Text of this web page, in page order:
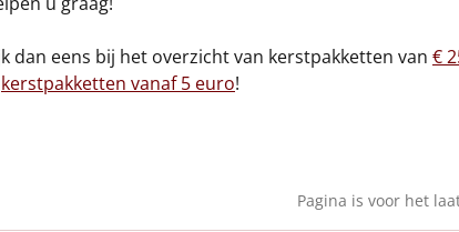
dan eens bij het overzicht van kerstpakketten van €
kerstpakketten vanaf 5 euro!
Pagina is voor het